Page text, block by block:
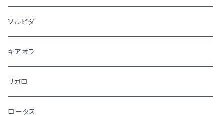
ソルビダ
キアオラ
リガロ
ロータス